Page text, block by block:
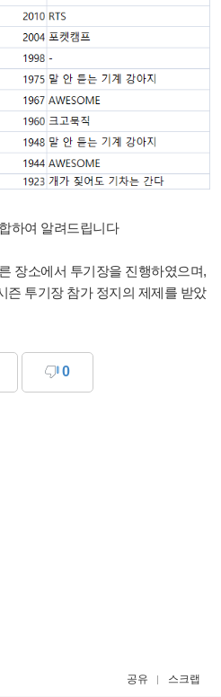
하여 알려드립니다
장소에서 투기장을 진행하였으며,
즌 투기장 참가 정지의 제제를 받았
0
공유 스크랩